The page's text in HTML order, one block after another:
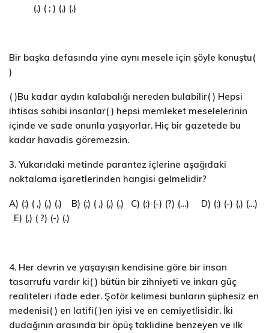
(,) ( ; ) (,) (.)
Bir başka defasında yine aynı mesele için şöyle konuştu(
)
( )Bu kadar aydın kalabalığı nereden bulabilir( ) Hepsi
ihtisas sahibi insanlar( ) hepsi memleket meselelerinin
içinde ve sade onunla yaşıyorlar. Hiç bir gazetede bu
kadar havadis göremezsin.
3. Yukarıdaki metinde parantez içlerine aşağıdaki
noktalama işaretlerinden hangisi gelmelidir?
A) (:) ( ,) (,) (.) B) (;) ( ,) (,) (.) C) (:) (-) (?) (…) D) (:) (-) (,) (…)
E) (,) ( ?) (-) (.)
4. Her devrin ve yaşayışın kendisine göre bir insan
tasarrufu vardır ki( ) bütün bir zihniyeti ve inkarı güç
realiteleri ifade eder. Şoför kelimesi bunların şüphesiz en
medenisi( ) en latifi( )en iyisi ve en cemiyetlisidir. İki
dudağının arasında bir öpüş taklidine benzeyen ve ilk